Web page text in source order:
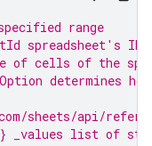
range
spreadsheet's ID
of cells of the
determines
sheets/api/
_values list of